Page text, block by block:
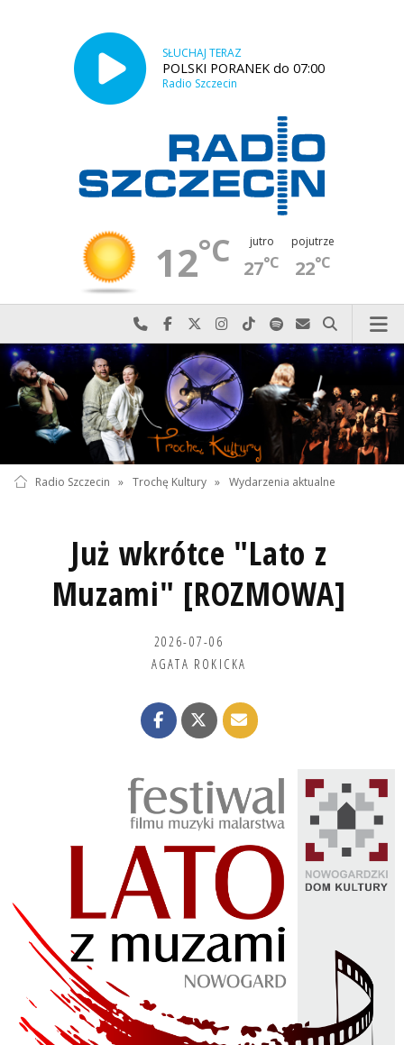
SŁUCHAJ TERAZ
POLSKI PORANEK do 07:00
Radio Szczecin
12°C jutro
27°C
pojutrze
22°C
Najlepiej po prostu do nas zadzwoń
Odwiedź nas na Facebook-u
Odwiedź nas na X
Odwiedź nas na Instagram-ie
Odwiedź nas na TikTok-u
Szukaj nas na Spotify
Wyślij do nas
Szukaj
Radio Szczecin » Trochę Kultury » Wydarzenia aktualne
Już wkrótce "Lato z
Muzami" [ROZMOWA]
2026-07-06
AGATA ROKICKA